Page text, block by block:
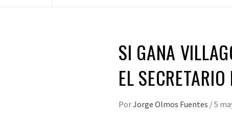
SI GANA
EL
PorJorge Olmos Fuentes /5